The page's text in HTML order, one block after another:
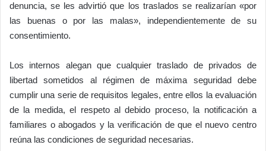
denuncia, se les advirtió que los traslados se realizarían «por
las buenas o por las malas», independientemente de su
consentimiento.
Los internos alegan que cualquier traslado de privados de
libertad sometidos al régimen de máxima seguridad debe
cumplir una serie de requisitos legales, entre ellos la evaluación
de la medida, el respeto al debido proceso, la notificación a
familiares o abogados y la verificación de que el nuevo centro
reúna las condiciones de seguridad necesarias.